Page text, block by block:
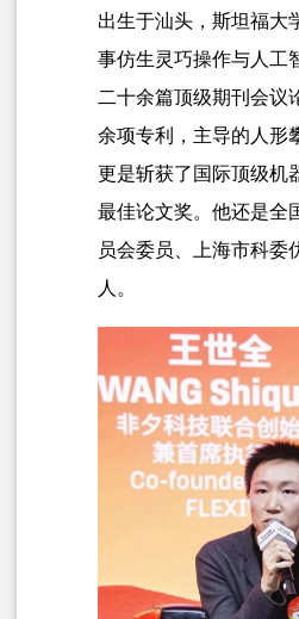
出生于汕头，斯坦福大
事仿生灵巧操作与人工
二十余篇顶级期刊会议
余项专利，主导的人形
更是斩获了国际顶级机
最佳论文奖。他还是全
员会委员、上海市科委
人。